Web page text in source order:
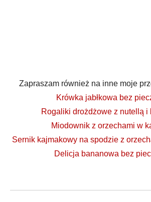
Zapraszam również na inne moje
Krówka jabłkowa bez
Rogaliki drożdżowe z nutellą i
Miodownik z orzechami w
Sernik kajmakowy na spodzie z
Delicja bananowa bez